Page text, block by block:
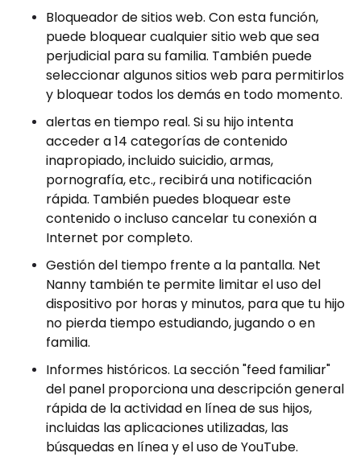
Bloqueador de sitios web. Con esta función,
puede bloquear cualquier sitio web que sea
perjudicial para su familia. También puede
seleccionar algunos sitios web para permitirlos
y bloquear todos los demás en todo momento.
alertas en tiempo real. Si su hijo intenta
acceder a 14 categorías de contenido
inapropiado, incluido suicidio, armas,
pornografía, etc., recibirá una notificación
rápida. También puedes bloquear este
contenido o incluso cancelar tu conexión a
Internet por completo.
Gestión del tiempo frente a la pantalla. Net
Nanny también te permite limitar el uso del
dispositivo por horas y minutos, para que tu hijo
no pierda tiempo estudiando, jugando o en
familia.
Informes históricos. La sección "feed familiar"
del panel proporciona una descripción general
rápida de la actividad en línea de sus hijos,
incluidas las aplicaciones utilizadas, las
búsquedas en línea y el uso de YouTube.